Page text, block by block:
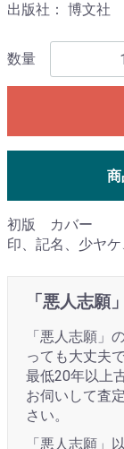
出版社： 博文社
数量
初版 カバー
印、記名、少ヤ
「悪人志願
「悪人志願」
っても大丈夫で
最低20年以上
お伺いして査
さい。
「悪人志願」